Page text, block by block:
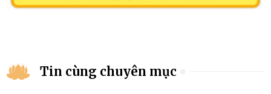
Tin cùng chuyên mục